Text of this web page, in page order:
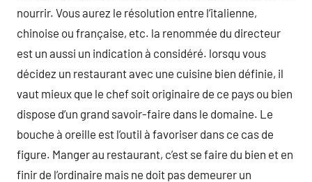
nourrir. Vous aurez le résolution entre l’italienne,
chinoise ou française, etc. la renommée du directeur
est un aussi un indication à considéré. lorsqu vous
décidez un restaurant avec une cuisine bien définie, il
vaut mieux que le chef soit originaire de ce pays ou bien
dispose d’un grand savoir-faire dans le domaine. Le
bouche à oreille est l’outil à favoriser dans ce cas de
figure. Manger au restaurant, c’est se faire du bien et en
finir de l’ordinaire mais ne doit pas demeurer un